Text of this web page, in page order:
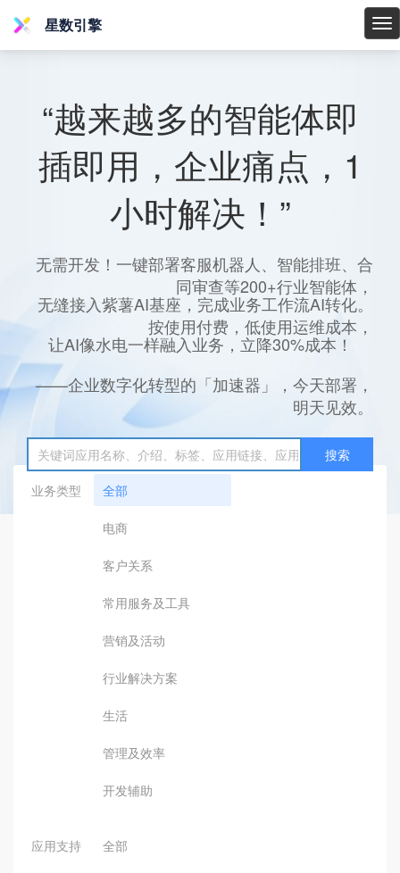
星
星数引擎
“越来越多的智能体即
插即用，企业痛点，1
小时解决！”
无需开发！一键部署客服机器人、智能排班、合
同审查等200+行业智能体，
无缝接入紫薯AI基座，完成业务工作流AI转化。
按使用付费，低使用运维成本，
让AI像水电一样融入业务，立降30%成本！
——企业数字化转型的「加速器」，今天部署，
明天见效。
搜索
业务类型
全部
电商
客户关系
常用服务及工具
营销及活动
行业解决方案
生活
管理及效率
开发辅助
应用支持 全部